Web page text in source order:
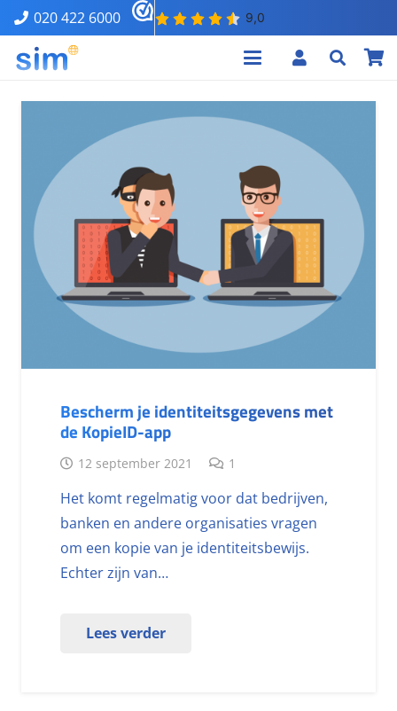
020 422 6000
Bescherm je identiteitsgegevens met
de KopieID-app
12 september 2021 1
Het komt regelmatig voor dat bedrijven,
banken en andere organisaties vragen
om een kopie van je identiteitsbewijs.
Echter zijn van…
Lees verder